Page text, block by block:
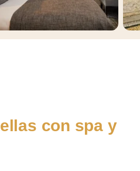
con spa y